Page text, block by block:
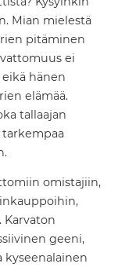
Mian mielestä
pitäminen
ei
hänen
elämää.
tallaajan
omistajiin,
Karvaton
geeni,
kyseenalainen